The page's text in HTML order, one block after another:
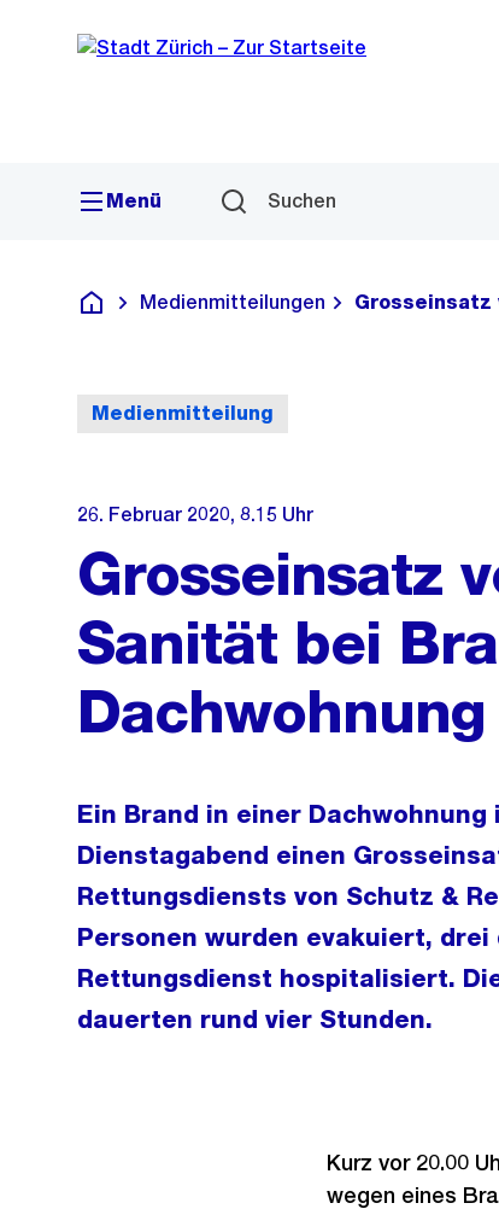
Navigation
Sprunglink
Menü Suchen
Deutsch
Medienmitteilungen Grosseinsatz
Medienmitteilung
26. Februar 2020, 8.15 Uhr
Grosseinsatz
Sanität bei
Dachwohnung
Ein Brand in einer Dachwohnung
Dienstagabend einen
Rettungsdiensts von Schutz &
Personen wurden evakuiert,
Rettungsdienst hospitalisiert.
dauerten rund vier Stunden.
Kurz vor 20.00
wegen eines